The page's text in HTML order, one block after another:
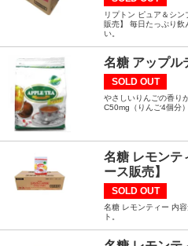
リプトン ピュア＆シ
販売】 毎日たっぷり
い。
名糖 アップル
SOLD OUT
やさしいりんごの香り
C50mg（りんご4個分
名糖 レモンテ
ース販売】
SOLD OUT
名糖 レモンティー 内
ト。